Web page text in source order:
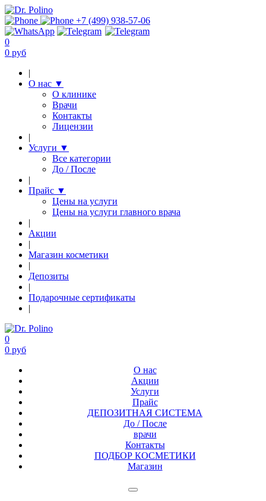
+7 (499) 938-57-06
0
0 руб
|
О нас ▼
О клинике
Врачи
Контакты
Лицензии
|
Услуги ▼
Все категории
До / После
|
Прайс ▼
Цены на услуги
Цены на услуги главного врача
|
Акции
|
Магазин косметики
|
Депозиты
|
Подарочные сертификаты
|
0
0 руб
О нас
Акции
Услуги
Прайс
ДЕПОЗИТНАЯ СИСТЕМА
До / После
врачи
Контакты
ПОДБОР КОСМЕТИКИ
Магазин